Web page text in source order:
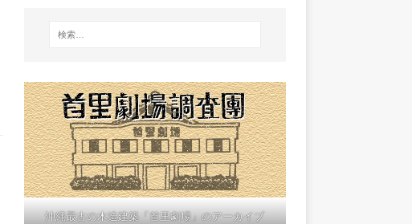
沖縄最古の木造建築「首里劇場」のアーカイブ